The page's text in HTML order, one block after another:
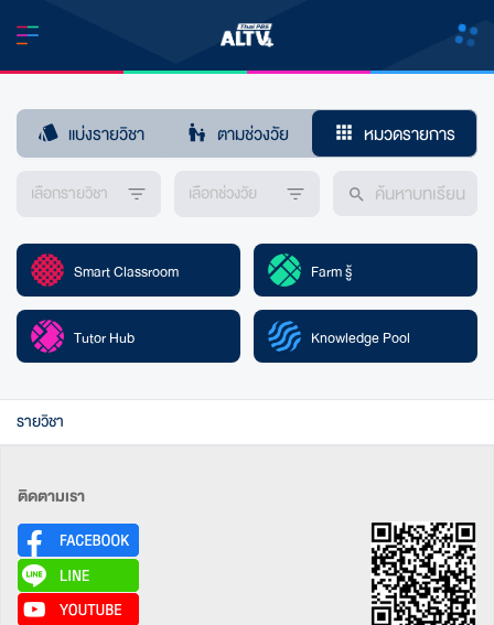
แบ่งรายวิชา ตามช่วงวัย หมวดรายการ
เลือกรายวิชา เลือกช่วงวัย
Smart Classroom Farm รู้
Tutor Hub Knowledge Pool
รายวิชา
ติดตามเรา